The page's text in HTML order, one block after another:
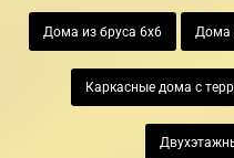
Дома из бруса 6х6 Дома
Каркасные дома с